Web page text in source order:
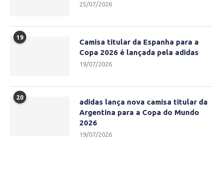
25/07/2026
19
Camisa titular da Espanha para a
Copa 2026 é lançada pela adidas
19/07/2026
20
adidas lança nova camisa titular da
Argentina para a Copa do Mundo
2026
19/07/2026